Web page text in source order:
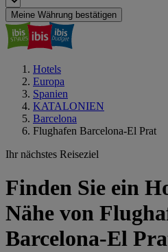
Meine Währung bestätigen
Hotels
Europa
Spanien
KATALONIEN
Barcelona
Flughafen Barcelona-El Prat
Ihr nächstes Reiseziel
Finden Sie ein
Nähe von
Barcelona-El